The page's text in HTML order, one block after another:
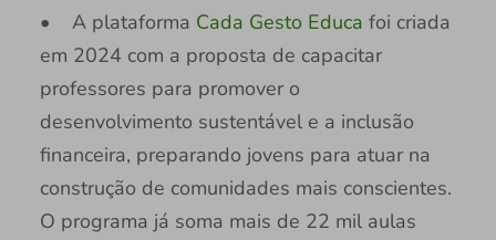
• A plataforma Cada Gesto Educa foi criada
em 2024 com a proposta de capacitar
professores para promover o
desenvolvimento sustentável e a inclusão
financeira, preparando jovens para atuar na
construção de comunidades mais conscientes.
O programa já soma mais de 22 mil aulas